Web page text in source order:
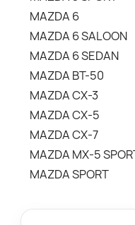
MAZDA 6
MAZDA 6 SALOON
MAZDA 6 SEDAN
MAZDA BT-50
MAZDA CX-3
MAZDA CX-5
MAZDA CX-7
MAZDA MX-5
MAZDA SPORT